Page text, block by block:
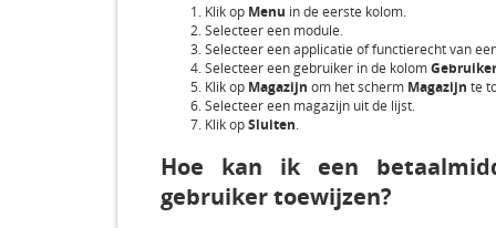
Klik op Menu in de eerste kolom.
Selecteer een module.
Selecteer een applicatie of functierecht van
Selecteer een gebruiker in de kolom
Klik op Magazijn om het scherm Magazijn te
Selecteer een magazijn uit de lijst.
Klik opSluiten.
Hoe kan ik een
gebruiker toewijzen?